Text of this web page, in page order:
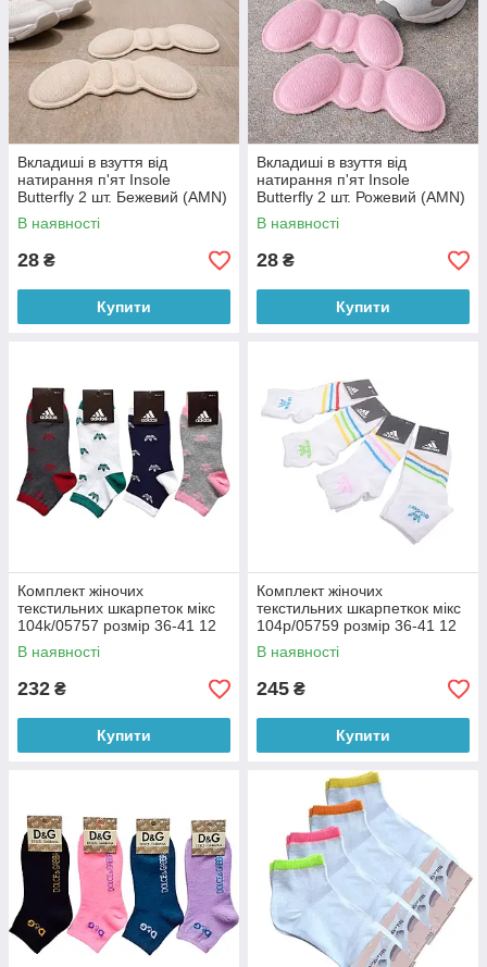
Вкладиші в взуття від
натирання п'ят Insole
Butterfly 2 шт. Бежевий (AMN)
В наявності
28 ₴
Купити
Вкладиші в взуття від
натирання п'ят Insole
Butterfly 2 шт. Рожевий (AMN)
В наявності
28 ₴
Купити
Комплект жіночих
текстильних шкарпеток мікс
104k/05757 розмір 36-41 12
шт. (BOT)
В наявності
232 ₴
Купити
Комплект жіночих
текстильних шкарпеткок мікс
104p/05759 розмір 36-41 12
пар (BOT)
В наявності
245 ₴
Купити